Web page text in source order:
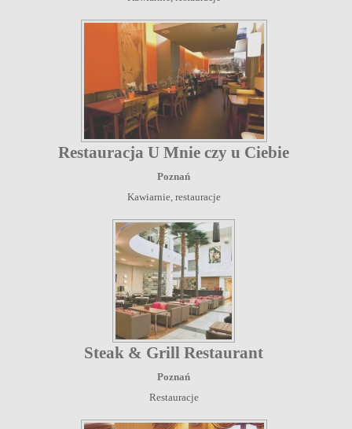
Restauracja U Mnie czy u Ciebie
Poznań
Kawiarnie, restauracje
Steak & Grill Restaurant
Poznań
Restauracje